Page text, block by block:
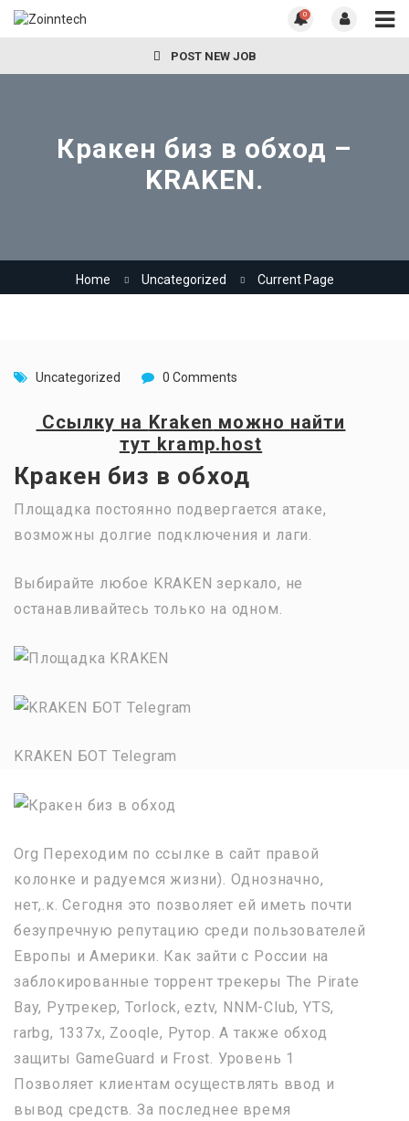
0
POST NEW JOB
Кракен биз в обход –
KRAKEN.
Home Uncategorized Current Page
Uncategorized 0 Comments
Ссылку на Kraken можно найти
тут kramp.host
Кракен биз в обход
Площадка постоянно подвергается атаке,
возможны долгие подключения и лаги.
Выбирайте любое KRAKEN зеркало, не
останавливайтесь только на одном.
KRAKEN БОТ Telegram
Org Переходим по ссылке в сайт правой
колонке и радуемся жизни). Однозначно,
нет,.к. Сегодня это позволяет ей иметь почти
безупречную репутацию среди пользователей
Европы и Америки. Как зайти с России на
заблокированные торрент трекеры The Pirate
Bay, Рутрекер, Torlock, eztv, NNM-Club, YTS,
rarbg, 1337x, Zooqle, Рутор. А также обход
защиты GameGuard и Frost. Уровень 1
Позволяет клиентам осуществлять ввод и
вывод средств. За последнее время